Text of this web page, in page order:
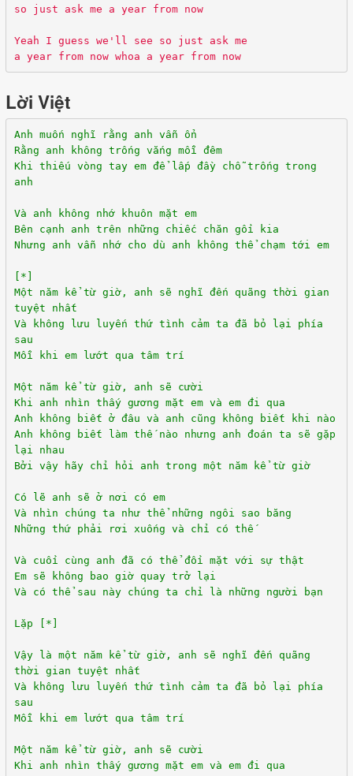
so just ask me a year from now
Yeah I guess we'll see so just ask me
a year from now whoa a year from now
Lời Việt
Anh muốn nghĩ rằng anh vẫn ổn
Rằng anh không trống vắng mỗi đêm
Khi thiếu vòng tay em để lấp đầy chỗ trống trong
anh
Và anh không nhớ khuôn mặt em
Bên cạnh anh trên những chiếc chăn gối kia
Nhưng anh vẫn nhớ cho dù anh không thể chạm tới em
[*]
Một năm kể từ giờ, anh sẽ nghĩ đến quãng thời gian
tuyệt nhất
Và không lưu luyến thứ tình cảm ta đã bỏ lại phía
sau
Mỗi khi em lướt qua tâm trí
Một năm kể từ giờ, anh sẽ cười
Khi anh nhìn thấy gương mặt em và em đi qua
Anh không biết ở đâu và anh cũng không biết khi nào
Anh không biết làm thế nào nhưng anh đoán ta sẽ gặp
lại nhau
Bởi vậy hãy chỉ hỏi anh trong một năm kể từ giờ
Có lẽ anh sẽ ở nơi có em
Và nhìn chúng ta như thể những ngôi sao băng
Những thứ phải rơi xuống và chỉ có thế
Và cuối cùng anh đã có thể đối mặt với sự thật
Em sẽ không bao giờ quay trở lại
Và có thể sau này chúng ta chỉ là những người bạn
Lặp [*]
Vậy là một năm kể từ giờ, anh sẽ nghĩ đến quãng
thời gian tuyệt nhất
Và không lưu luyến thứ tình cảm ta đã bỏ lại phía
sau
Mỗi khi em lướt qua tâm trí
Một năm kể từ giờ, anh sẽ cười
Khi anh nhìn thấy gương mặt em và em đi qua